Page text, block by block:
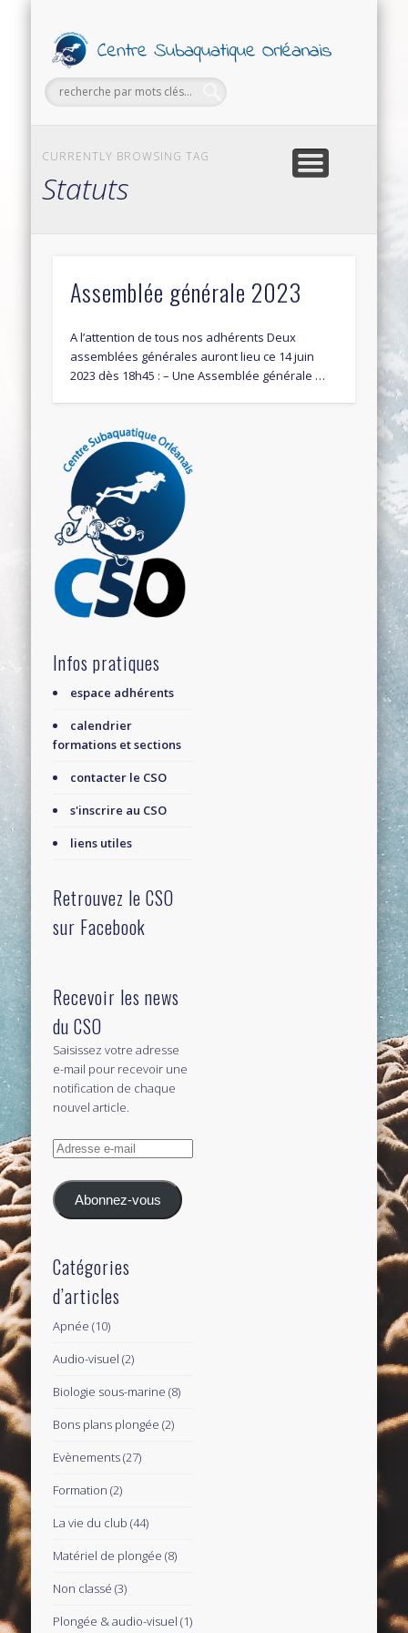
CURRENTLY BROWSING TAG
Statuts
Assemblée générale 2023
A l’attention de tous nos adhérents Deux
assemblées générales auront lieu ce 14 juin
2023 dès 18h45 : – Une Assemblée générale …
Infos pratiques
espace adhérents
calendrier
formations et sections
contacter le CSO
s'inscrire au CSO
liens utiles
Retrouvez le CSO
sur Facebook
Recevoir les news
du CSO
Saisissez votre adresse
e-mail pour recevoir une
notification de chaque
nouvel article.
Adresse
mail
Abonnez-vous
Catégories
d’articles
Apnée (10)
Audio-visuel (2)
Biologie sous-marine (8)
Bons plans plongée (2)
Evènements(27)
Formation (2)
La vie du club (44)
Matériel de plongée (8)
Non classé (3)
Plongée & audio-visuel (1)